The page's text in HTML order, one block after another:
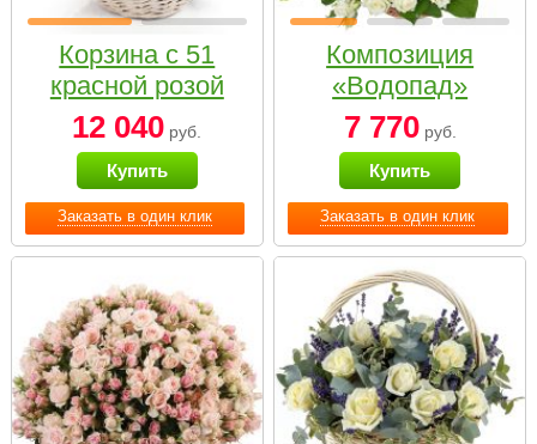
Заказать в один клик
Корзина с 51
красной розой
12 040 руб.
Купить
Заказать в один клик
Композиция
«Водопад»
7 770руб.
Купить